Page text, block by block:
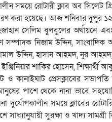
সময়ে রোটারী ক্লাব অব
করা হয়েছে। আজ শনিবার দুপুর
সেলিম বুলবুলের অর্থায়নে
সম্পাদক নিজাম উদ্দিন,
উদ্দিন, হাসান আহমদ, নুর
শাকির হোসেন,
ও কানাইঘাট প্রেসক্লাবের
পাশে থেকে নানা ভাবে
দুর্যোগকালীন সময়ে ক্লাবের
সুরক্ষা ও খাদ্য